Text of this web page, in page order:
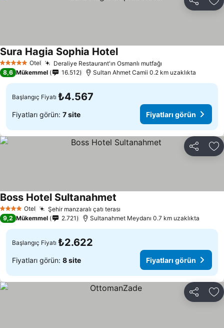
Paylaş
5 Yıldız Otel Deraliye Restaurant'ın Osmanlı mutfağı
Sura Hagia Sophia HotelFiyatları görün
8,6 Mükemmel 16.512 Sultan Ahmet Camii 0.2 km uzaklıkta
Başlangıç Fiyatı ₺4.567
Fiyatları görün: 7 site Fiyatları görün
Paylaş
4 Yıldız Otel Şehir manzaralı çatı terası
Boss Hotel Sultanahmet
9,2 Mükemmel 2.721 Sultanahmet Meydanı 0.7 km uzaklıkta
Başlangıç Fiyatı ₺2.622
Fiyatları görün: 8 site Fiyatları görün
Paylaş